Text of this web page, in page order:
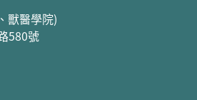
獸醫學院)
580號